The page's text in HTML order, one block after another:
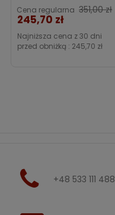
Cena regularna 351,00 zł
245,70 zł
Najniższa cena z 30 dni
przed obniżką : 245,70 zł
+48 533 111 488